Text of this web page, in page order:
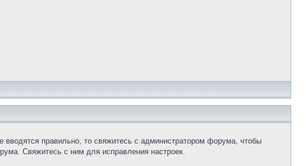
правильно, то свяжитесь с администратором форума, чтобы
Свяжитесь с ним для исправления настроек.